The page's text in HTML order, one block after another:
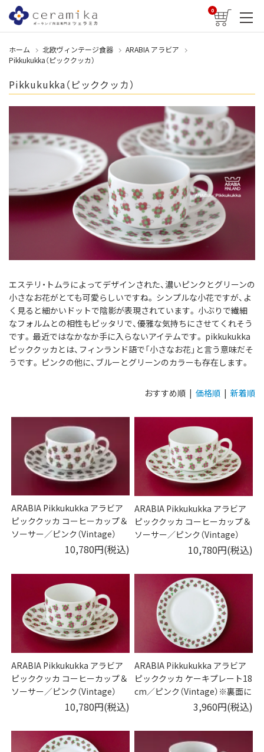
0
ホーム 北欧ヴィンテージ食器
ARABIA アラビア
Pikkukukka（ピッククッカ）
Pikkukukka（ピッククッカ）
エステリ・トムラによってデザインされた、濃いピンクとグリーンの
小さなお花がとても可愛らしいですね。 シンプルな小花ですが、よ
く見ると細かいドットで陰影が表現されています。 小ぶりで繊細
なフォルムとの相性もピッタリで、優雅な気持ちにさせてくれそう
です。 最近ではなかなか手に入らないアイテムです。 pikkukukka
ピッククッカとは、フィンランド語で「小さなお花」と言う意味だそ
うです。 ピンクの他に、ブルーとグリーンのカラーも存在します。
おすすめ順 | 価格順 | 新着順
ARABIA Pikkukukka アラビア
ピッククッカ コーヒーカップ＆
ソーサー／ピンク（Vintage）
10,780円(税込)
ARABIA Pikkukukka アラビア
ピッククッカ コーヒーカップ＆
ソーサー／ピンク（Vintage）
10,780円(税込)
ARABIA Pikkukukka アラビア
ピッククッカ コーヒーカップ＆
ソーサー／ピンク（Vintage）
10,780円(税込)
ARABIA Pikkukukka アラビア
ピッククッカ ケーキプレート18
cm／ピンク（Vintage）※裏面に
3,960円(税込)